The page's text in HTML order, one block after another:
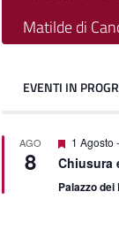
Matilde di
EVENTI IN
AGO
8
Featured
1 Agosto -
Chiusura
Palazzo